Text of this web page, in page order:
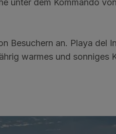
unter dem Kommando von
Besuchern an. Playa del
warmes und sonniges